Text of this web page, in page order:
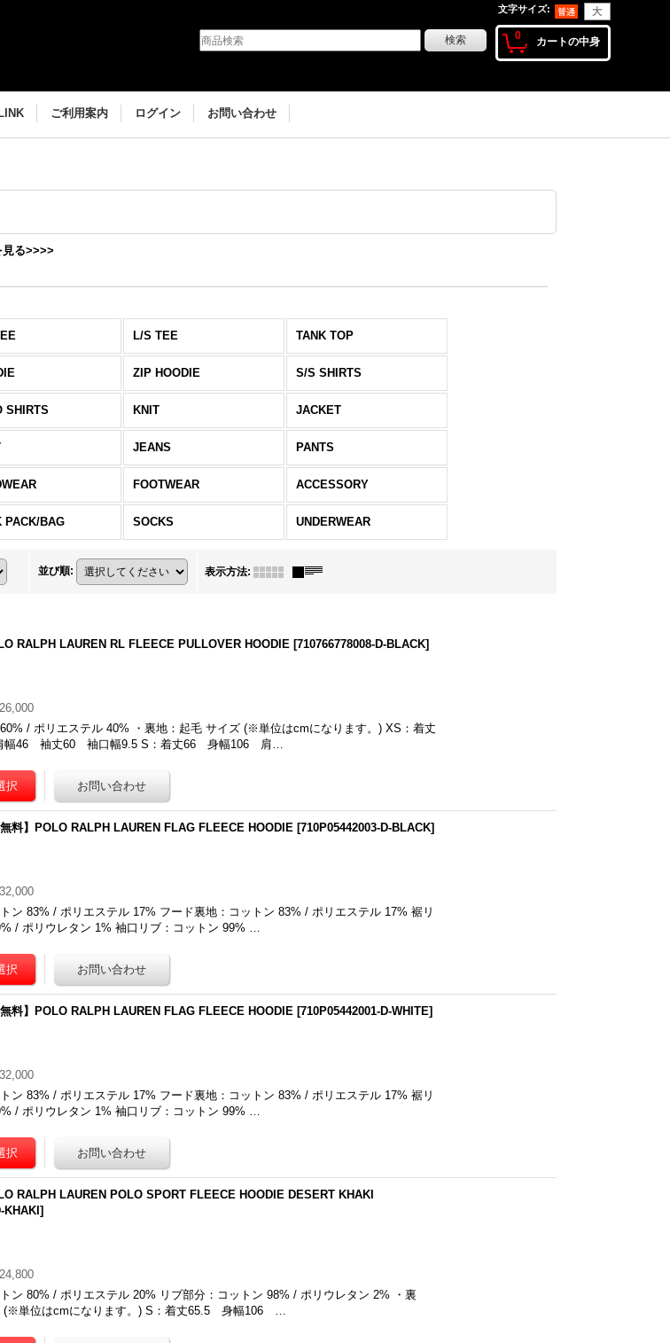
文字サイズ:
0 カートの中身
LINK ご利用案内 ログイン お問い合わせ
る>>>>
L/S TEE TANK TOP
ZIP HOODIE S/S SHIRTS
SHIRTS KNIT JACKET
JEANS PANTS
FOOTWEAR ACCESSORY
PACK/BAG SOCKS UNDERWEAR
並び順: 表示方法:
RALPH LAUREN RL FLEECE PULLOVER HOODIE [710766778008-D-BLACK]
/ ポリエステル 40% ・裏地：起毛 サイズ (※単位はcmになります。) XS：着丈
46 袖丈60 袖口幅9.5 S：着丈66 身幅106 肩…
無料】POLO RALPH LAUREN FLAG FLEECE HOODIE [710P05442003-D-BLACK]
ル 17% フード裏地：コットン 83% / ポリエステル 17% 裾リ
/ ポリウレタン 1% 袖口リブ：コットン 99% …
無料】POLO RALPH LAUREN FLAG FLEECE HOODIE [710P05442001-D-WHITE]
ル 17% フード裏地：コットン 83% / ポリエステル 17% 裾リ
/ ポリウレタン 1% 袖口リブ：コットン 99% …
RALPH LAUREN POLO SPORT FLEECE HOODIE DESERT KHAKI
KHAKI ]
ン 80% / ポリエステル 20% リブ部分：コットン 98% / ポリウレタン 2% ・裏
(※単位はcmになります。) S：着丈65.5 身幅106 …